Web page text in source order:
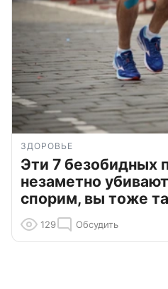
ЗДОРОВЬЕ
Эти 7 безобидных
незаметно
спорим, вы тоже
129 Обсудить